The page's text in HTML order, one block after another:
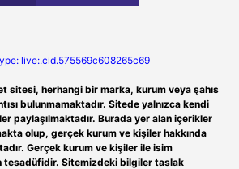
live:.cid.575569c608265c69
sitesi, herhangi bir marka, kurum veya şahıs
bulunmamaktadır. Sitede yalnızca kendi
paylaşılmaktadır. Burada yer alan içerikler
olup, gerçek kurum ve kişiler hakkında
Gerçek kurum ve kişiler ile isim
tesadüfidir. Sitemizdeki bilgiler taslak